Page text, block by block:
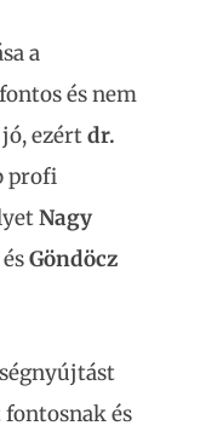
a
és nem
ezértdr.
profi
Nagy
ésGöndöcz
fontosnak és